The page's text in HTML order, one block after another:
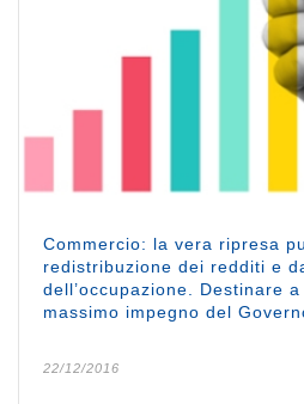
Commercio: la vera ripresa
redistribuzione dei redditi e
dell’occupazione. Destinare
massimo impegno del
22/12/2016